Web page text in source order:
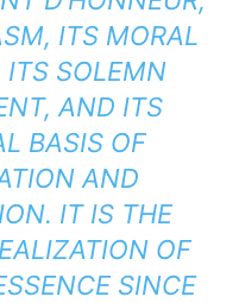
ITS MORAL
SOLEMN
AND ITS
BASIS OF
AND
IT IS THE
OF
SINCE